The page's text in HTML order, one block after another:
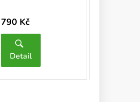
790 Kč
Detail